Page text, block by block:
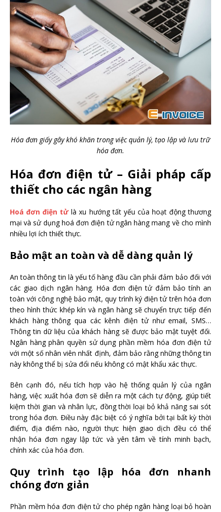
Hóa đơn giấy gây khó khăn trong việc quản lý, tạo lập và lưu trữ
hóa đơn.
Hóa đơn điện tử – Giải pháp cấp
thiết cho các ngân hàng
Hoá đơn điện tửlà xu hướng tất yếu của hoạt động thương
mại và sử dụng hoá đơn điện tử ngân hàng mang về cho mình
nhiều lợi ích thiết thực.
Bảo mật an toàn và dễ dàng quản lý
An toàn thông tin là yếu tố hàng đầu cần phải đảm bảo đối với
các giao dịch ngân hàng. Hóa đơn điện tử đảm bảo tính an
toàn với công nghệ bảo mật, quy trình ký điện tử trên hóa đơn
theo hình thức khép kín và ngân hàng sẽ chuyển trực tiếp đến
khách hàng thông qua các kênh điện tử như email, SMS…
Thông tin dữ liệu của khách hàng sẽ được bảo mật tuyệt đối.
Ngân hàng phân quyền sử dụng phần mềm hóa đơn điện tử
với một số nhân viên nhất định, đảm bảo rằng những thông tin
này không thể bị sửa đổi nếu không có mật khẩu xác thực.
Bên cạnh đó, nếu tích hợp vào hệ thống quản lý của ngân
hàng, việc xuất hóa đơn sẽ diễn ra một cách tự động, giúp tiết
kiệm thời gian và nhân lực, đồng thời loại bỏ khả năng sai sót
trong hóa đơn. Điều này đặc biệt có ý nghĩa bởi tại bất kỳ thời
điểm, địa điểm nào, người thực hiện giao dịch đều có thể
nhận hóa đơn ngay lập tức và yên tâm về tính minh bạch,
chính xác của hóa đơn.
Quy trình tạo lập hóa đơn nhanh
chóng đơn giản
Phần mềm hóa đơn điện tử cho phép ngân hàng loại bỏ hoàn